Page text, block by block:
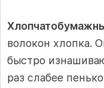
волокон хлопка.
быстро
раз слабее